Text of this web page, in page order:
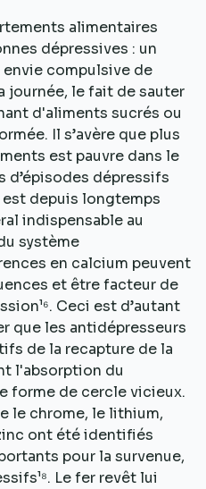
alimentaires
dépressives : un
compulsive de
journée, le fait de sauter
d'aliments sucrés ou
Il s’avère que plus
est pauvre dans le
d’épisodes dépressifs
est depuis longtemps
indispensable au
système
en calcium peuvent
et être facteur de
Ceci est d’autant
que les antidépresseurs
de la recapture de la
l'absorption du
forme de cercle vicieux.
le chrome, le lithium,
ont été identifiés
pour la survenue,
Le fer revêt lui